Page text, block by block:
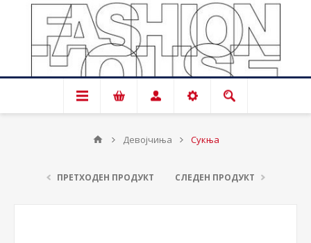
Девојчиња Сукња
ПРЕТХОДЕН ПРОДУКТ СЛЕДЕН ПРОДУКТ